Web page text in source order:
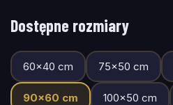
Dostępne rozmiary
60×40 cm 75×50 cm
90×60 cm 100×50 cm